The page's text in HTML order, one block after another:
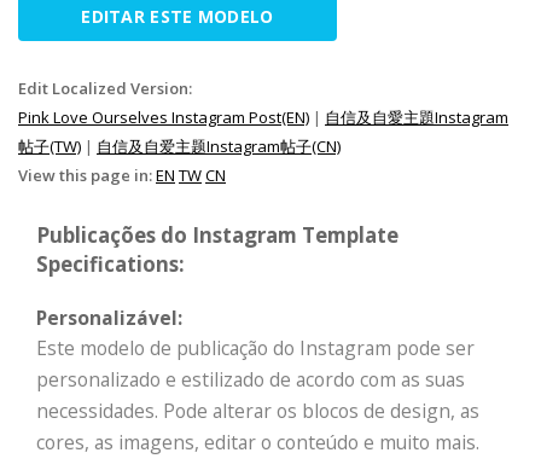
EDITAR ESTE MODELO
Edit Localized Version:
Pink Love Ourselves Instagram Post(EN) | 自信及自愛主題Instagram
帖子(TW) | 自信及自爱主题Instagram帖子(CN)
View this page in:EN TWCN
Publicações do Instagram Template
Specifications:
Personalizável:
Este modelo de publicação do Instagram pode ser
personalizado e estilizado de acordo com as suas
necessidades. Pode alterar os blocos de design, as
cores, as imagens, editar o conteúdo e muito mais.